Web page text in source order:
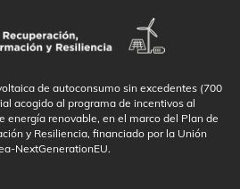
de autoconsumo sin excedentes (700
acogido al programa de incentivos al
energía renovable, en el marco del Plan de
y Resiliencia, financiado por la Unión
NextGenerationEU.